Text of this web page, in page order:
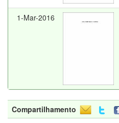
1-Mar-2016
Compartilhamento